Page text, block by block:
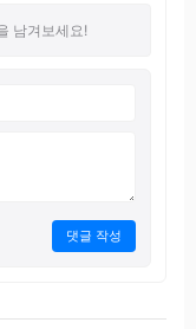
남겨보세요!
댓글 작성